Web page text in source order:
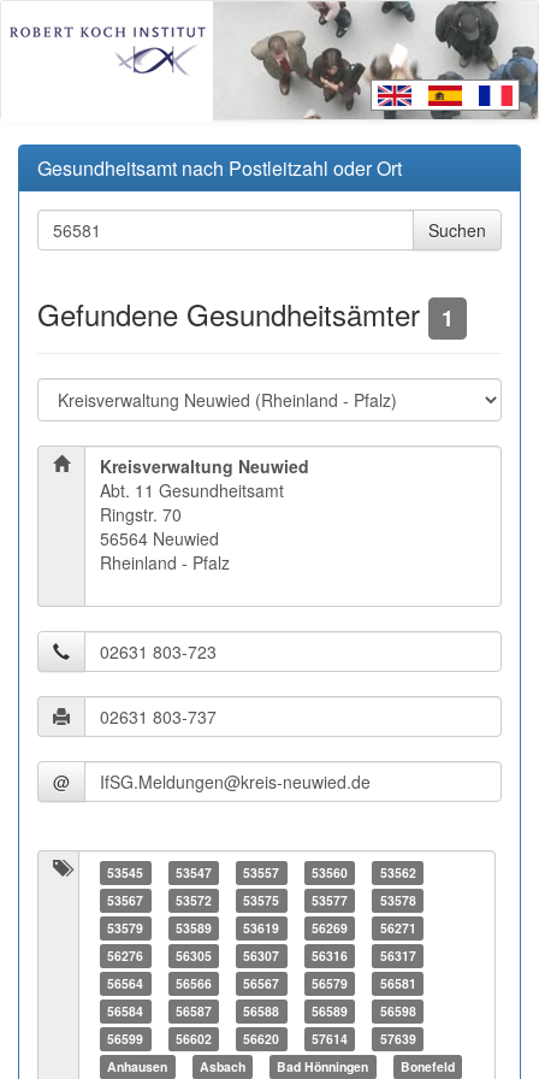
Gesundheitsamt nach Postleitzahl oder Ort
Gefundene Gesundheitsämter 1
Kreisverwaltung Neuwied
Abt. 11 Gesundheitsamt
Ringstr. 70
56564 Neuwied
Rheinland - Pfalz
@
53545 53547 53557 53560
53562
53567
53572 53575 53577
53578
53579
53589 53619 56269
56271
56276
56305 56307 56316
56317
56564
56566 56567 56579
56581
56584
56587 56588 56589
56598
56599
56602 56620 57614
57639
Anhausen
Asbach Bad Hönningen Bonefeld